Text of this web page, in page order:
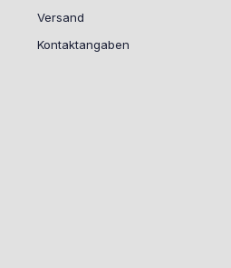
Versand
Kontaktangaben